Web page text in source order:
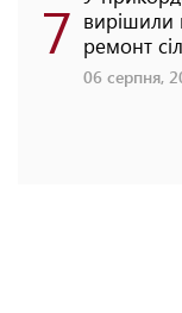
7 вирішили
ремонт
06 серпня,